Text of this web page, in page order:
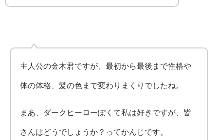
主人公の金木君ですが、最初から最後まで性格や
体の体格、髪の色まで変わりまくりでしたね。
まあ、ダークヒーローぽくて私は好きですが、皆
さんはどうでしょうか？ってかんじです。